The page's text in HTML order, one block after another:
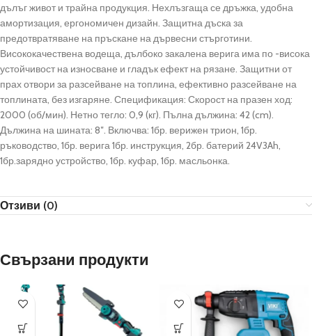
дълъг живот и трайна продукция. Нехлъзгаща се дръжка, удобна
амортизация, ергономичен дизайн. Защитна дъска за
предотвратяване на пръскане на дървесни стърготини.
Висококачествена водеща, дълбоко закалена верига има по -висока
устойчивост на износване и гладък ефект на рязане. Защитни от
прах отвори за разсейване на топлина, ефективно разсейване на
топлината, без изгаряне. Спецификация: Скорост на празен ход:
2000 (об/мин). Нетно тегло: 0,9 (кг). Пълна дължина: 42 (cm).
Дължина на шината: 8″. Включва: 1бр. верижен трион, 1бр.
ръководство, 1бр. верига 1бр. инструкция, 2бр. батерий 24V3Ah,
1бр.зарядно устройство, 1бр. куфар, 1бр. масльонка.
Отзиви (0)
Свързани продукти